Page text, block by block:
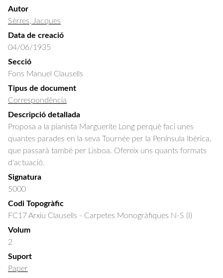
Autor
Sèrres, Jacques
Data de creació
04/06/1935
Secció
Fons Manuel Clausells
Tipus de document
Correspondència
Descripció detallada
Proposa a la pianista Marguerite Long perquè faci unes
quantes parades en la seva Tournée per la Península Ibèrica,
que passarà també per Lisboa. Ofereix uns quants formats
d'actuació.
Signatura
5000
Codi Topogràfic
FC17 Arxiu Clausells - Carpetes Monogràfiques N-S (I)
Volum
2
Suport
Paper